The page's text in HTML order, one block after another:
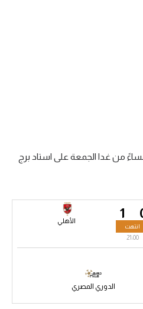
من غدا الجمعة على استاد برج
1 الأهلي
انتهت
21:00
الدوري المصري